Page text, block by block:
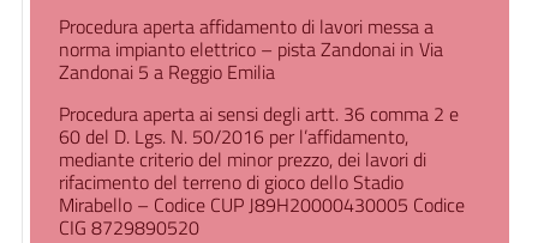
Procedura aperta affidamento di lavori messa a
norma impianto elettrico – pista Zandonai in Via
Zandonai 5 a Reggio Emilia
Procedura aperta ai sensi degli artt. 36 comma 2 e
60 del D. Lgs. N. 50/2016 per l’affidamento,
mediante criterio del minor prezzo, dei lavori di
rifacimento del terreno di gioco dello Stadio
Mirabello – Codice CUP J89H20000430005 Codice
CIG 8729890520